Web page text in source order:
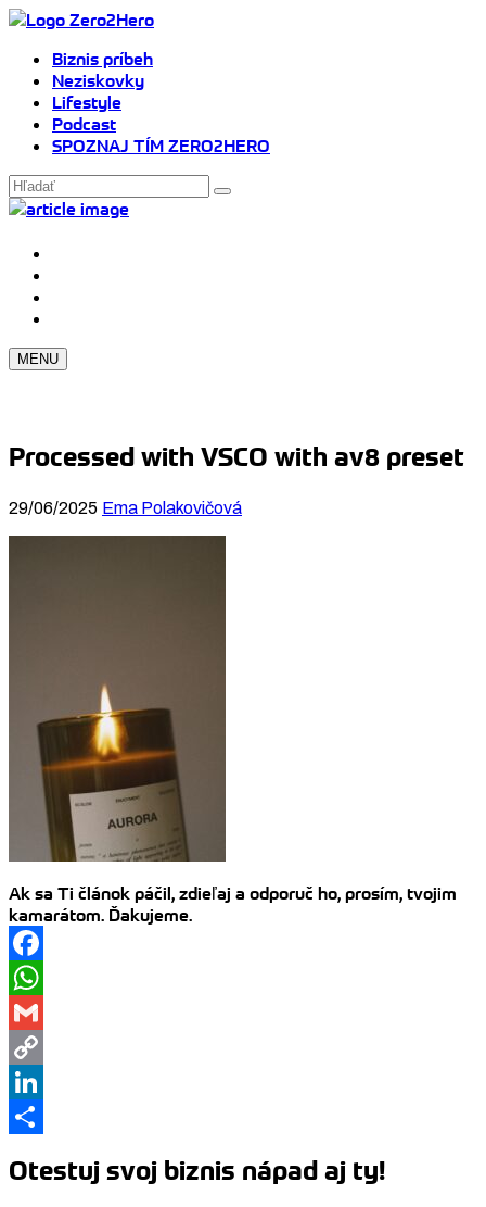
Biznis príbeh
Neziskovky
Lifestyle
Podcast
SPOZNAJ TÍM ZERO2HERO
MENU
Processed with VSCO with av8 preset
29/06/2025 Ema Polakovičová
Ak sa Ti článok páčil, zdieľaj a odporuč ho, prosím, tvojim
kamarátom. Ďakujeme.
Facebook
WhatsApp
Gmail
Copy
Link
LinkedIn
Otestuj svoj biznis nápad aj ty!